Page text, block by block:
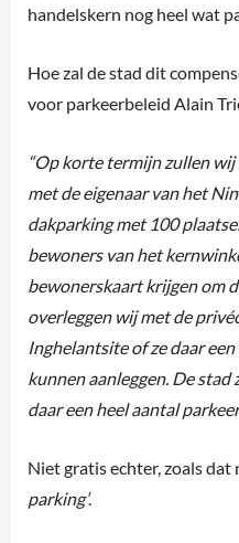
handelskern nog heel wat
Hoe zal de stad dit
voor parkeerbeleid Alain
“Op korte termijn zullen
met de eigenaar van het
dakparking met 100
bewoners van het
bewonerskaart krijgen om
overleggen wij met de
Inghelantsite of ze daar
kunnen aanleggen. De
daar een heel aantal
Niet gratis echter, zoals dat
parking’.